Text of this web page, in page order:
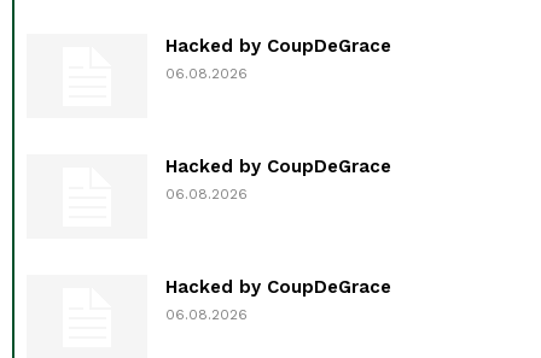
Hacked by CoupDeGrace
06.08.2026
Hacked by CoupDeGrace
06.08.2026
Hacked by CoupDeGrace
06.08.2026